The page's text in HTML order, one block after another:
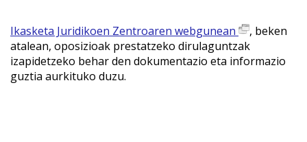
Ikasketa Juridikoen Zentroaren webgunean
, beken
atalean, oposizioak prestatzeko dirulaguntzak
izapidetzeko behar den dokumentazio eta informazio
guztia aurkituko duzu.